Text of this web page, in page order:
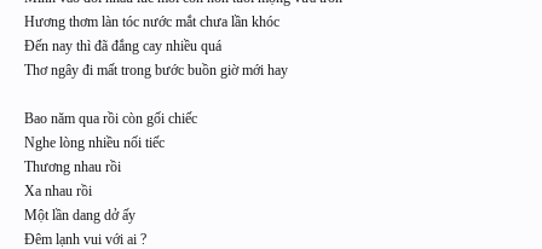
Hương thơm làn tóc nước mắt chưa lần khóc
Đến nay thì đã đắng cay nhiều quá
Thơ ngây đi mất trong bước buồn giờ mới hay
Bao năm qua rồi còn gối chiếc
Nghe lòng nhiều nối tiếc
Thương nhau rồi
Xa nhau rồi
Một lần dang dở ấy
Đêm lạnh vui với ai ?